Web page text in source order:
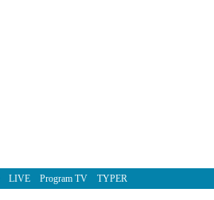
LIVE Program TV TYPER